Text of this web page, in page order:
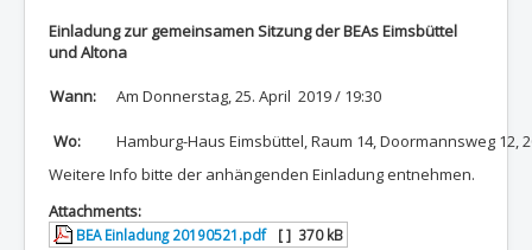
Einladung zur gemeinsamen Sitzung der BEAs Eimsbüttel
und Altona
Wann: Am Donnerstag, 25. April 2019 / 19:30
Wo:
Hamburg-Haus Eimsbüttel, Raum 14, Doormannsweg 12,
Weitere Info bitte der anhängenden Einladung entnehmen.
Attachments:
BEA Einladung 20190521.pdf [ ] 370 kB